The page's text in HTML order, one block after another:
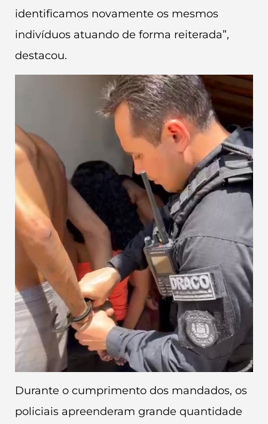
identificamos novamente os mesmos
indivíduos atuando de forma reiterada”,
destacou.
Durante o cumprimento dos mandados, os
policiais apreenderam grande quantidade